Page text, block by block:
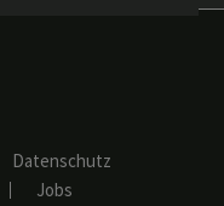
Datenschutz
Jobs